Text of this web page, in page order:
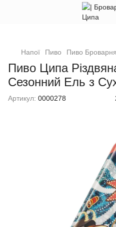
Напої Пиво Пиво
Пиво Ципа
Сезонний Ель з
Артикул: 0000278